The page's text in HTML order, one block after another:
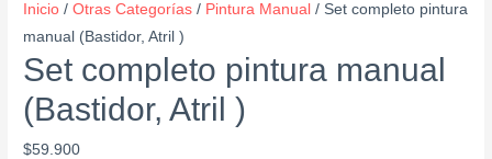
Inicio /Otras Categorías / Pintura Manual / Set completo pintura
manual (Bastidor, Atril )
Set completo pintura manual
(Bastidor, Atril )
$59.900